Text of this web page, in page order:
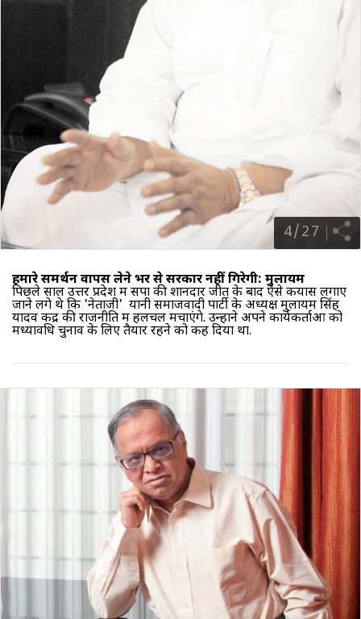
4/27
हमारे समर्थन वापस लेने भर से सरकार नहीं गिरेगी: मुलायम
पिछले साल उत्तर प्रदेश में सपा की शानदार जीत के बाद ऐसे कयास लगाए
जाने लगे थे कि 'नेताजी' यानी समाजवादी पार्टी के अध्यक्षमुलायम सिंह
यादवकेंद्र की राजनीति में हलचल मचाएंगे. उन्होंने अपने कार्यकर्ताओं को
मध्यावधि चुनाव के लिए तैयार रहने को कह दिया था.